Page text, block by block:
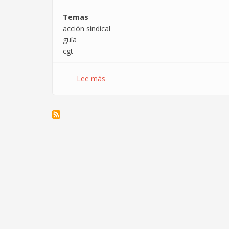
Temas
acción sindical
guía
cgt
Lee más